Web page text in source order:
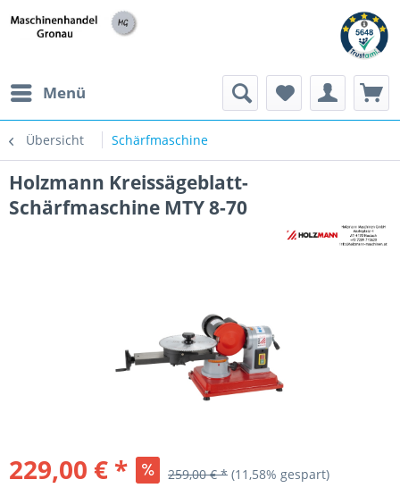
Menü
Übersicht Schärfmaschine
Holzmann Kreissägeblatt-
Schärfmaschine MTY 8-70
229,00 € * 259,00 € * (11,58% gespart)